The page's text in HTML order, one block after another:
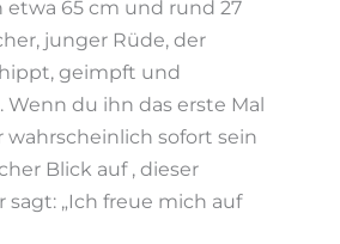
etwa 65 cm und rund 27
junger Rüde, der
geimpft und
du ihn das erste Mal
wahrscheinlich sofort sein
Blick auf , dieser
sagt: „Ich freue mich auf